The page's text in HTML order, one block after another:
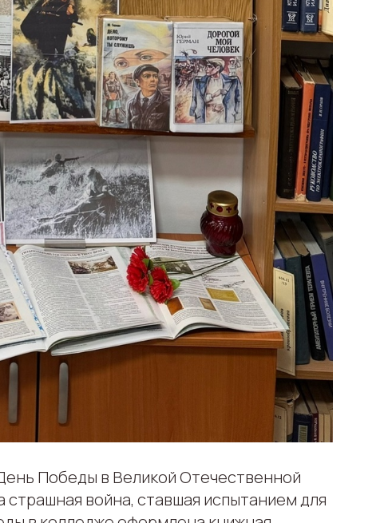
Победы в Великой Отечественной
страшная война, ставшая испытанием для